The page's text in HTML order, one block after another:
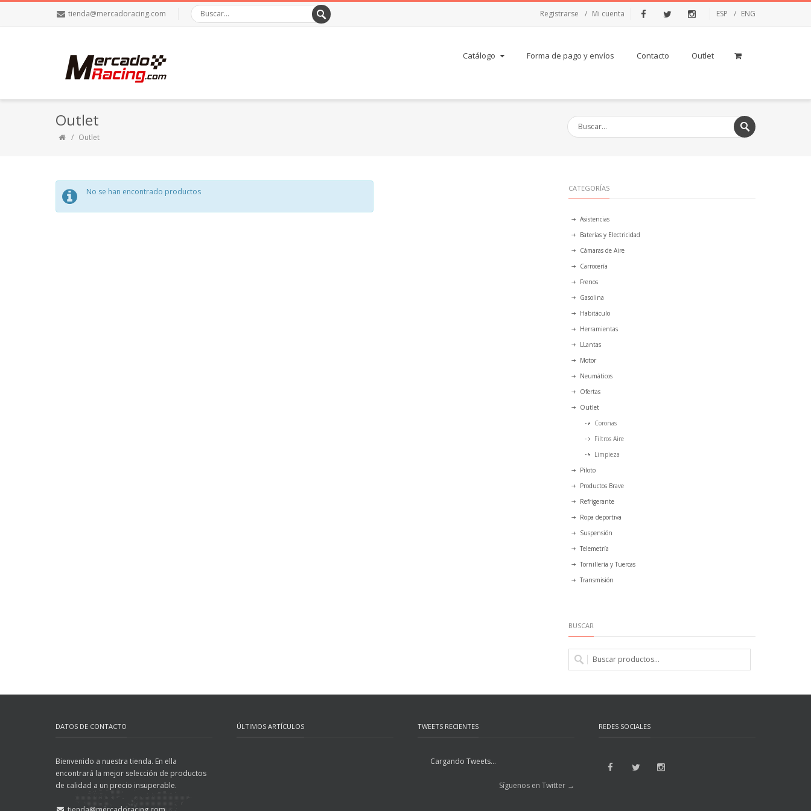
tienda@mercadoracing.com ESP ENG
Registrarse Mi cuenta
Catálogo Forma de pago y envíos Contacto Outlet
Outlet
Outlet
No se han encontrado productos CATEGORÍAS
Asistencias
Baterías y Electricidad
Cámaras de Aire
Carrocería
Frenos
Gasolina
Habitáculo
Herramientas
LLantas
Motor
Neumáticos
Ofertas
Outlet
Coronas
Filtros Aire
Limpieza
Piloto
Productos Brave
Refrigerante
Ropa deportiva
Suspensión
Telemetría
Tornillería y Tuercas
Transmisión
BUSCAR
DATOS DE CONTACTO
Bienvenido a nuestra tienda. En ella
encontrará la mejor selección de productos
de calidad a un precio insuperable.
ÚLTIMOS ARTÍCULOS TWEETS RECIENTES
Cargando Tweets...
Síguenos en Twitter →
REDES SOCIALES